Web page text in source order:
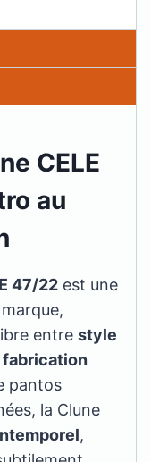
CELE
au
47/22 est une
entrestyle
fabrication
pantos
la Clune
,